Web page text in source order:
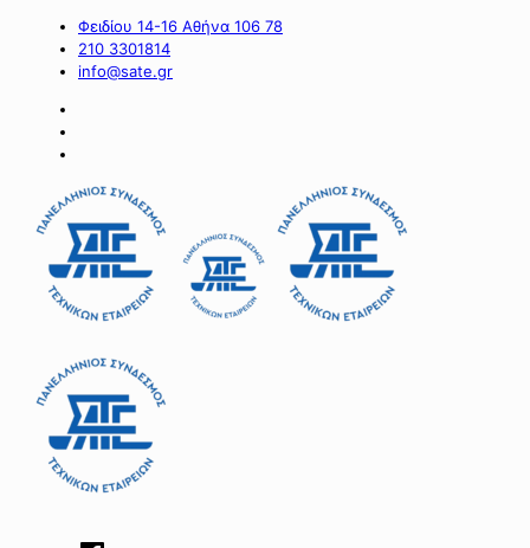
Φειδίου 14-16 Αθήνα 106 78
210 3301814
info@sate.gr